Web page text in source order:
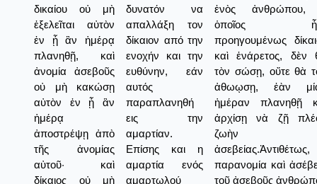
δικαίου οὐ μὴ
ἐξελεῖται αὐτὸν
ἐν ᾗ ἂν ἡμέρᾳ
πλανηθῇ, καὶ
ἀνομία ἀσεβοῦς
οὐ μὴ κακώσῃ
αὐτὸν ἐν ᾗ ἂν
ἡμέρᾳ
ἀποστρέψῃ ἀπὸ
τῆς ἀνομίας
αὐτοῦ· καὶ
δίκαιος οὐ μὴ
δυνατόν να
απαλλάξη τον
δίκαιον από την
ενοχήν και την
ευθύνην, εάν
αυτός
παραπλανηθή
εις την
αμαρτίαν.
Επίσης και η
αμαρτία ενός
αμαρτωλού
ἐνὸς
ὁποῖος
προηγουμένως
καὶ ἐνάρετος, δὲν
τὸν σώσῃ, οὔτε θὰ
ἀθωῳσῃ, ἐὰν
ἡμέραν πλανηθῇ
ἀρχίσῃ νὰ ζῇ
ζωὴν
παρανομία καὶ
τοῦ ἀσεβοῦς